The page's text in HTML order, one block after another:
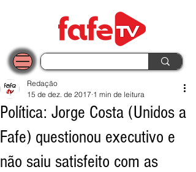
Política: Jorge Costa (Unidos a
Fafe) questionou executivo e
não saiu satisfeito com as
Redação
15 de dez. de 2017 1 min de leitura